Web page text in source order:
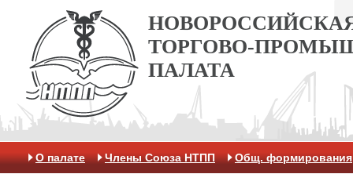
ТОРГОВО-
ПАЛАТА
О палате Члены Союза НТПП Общ. формирования